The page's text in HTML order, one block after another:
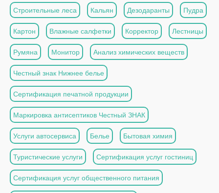
Строительные леса Кальян Дезодаранты Пудра
Картон Влажные салфетки Корректор Лестницы
Румяна Монитор Анализ химических веществ
Честный знак Нижнее белье
Сертификация печатной продукции
Маркировка антисептиков Честный ЗНАК
Услуги автосервиса Белье Бытовая химия
Туристические услуги Сертификация услуг гостиниц
Сертификация услуг общественного питания